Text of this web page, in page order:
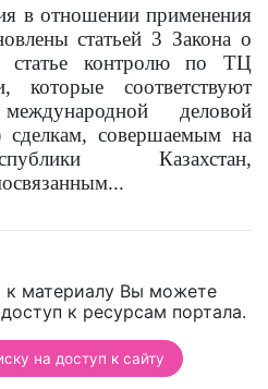
в отношении применения
статьей 3 Закона о
контролю по ТЦ
которые соответствуют
деловой
совершаемым на
Казахстан,
к материалу Вы можете
к ресурсам портала.
на доступ к сайту